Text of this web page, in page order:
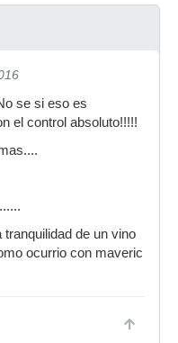
se si eso es
el control absoluto!!!!!
de un vino
ocurrio con maveric